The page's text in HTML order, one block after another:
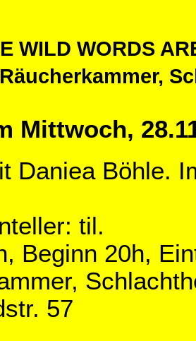
WILD WORDS
Mittwoch,
Daniea Böhle.
til.
Beginn 20h,
57